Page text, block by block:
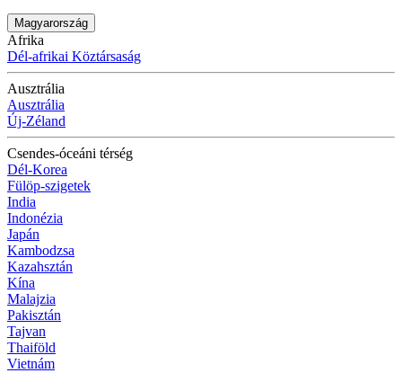
Magyarország
Afrika
Dél-afrikai Köztársaság
Ausztrália
Ausztrália
Új-Zéland
Csendes-óceáni térség
Dél-Korea
Fülöp-szigetek
India
Indonézia
Japán
Kambodzsa
Kazahsztán
Kína
Malajzia
Pakisztán
Tajvan
Thaiföld
Vietnám